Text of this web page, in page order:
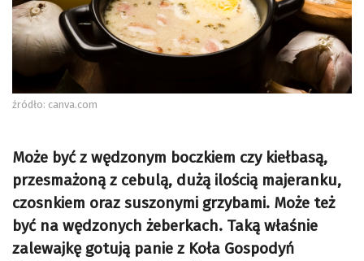
źródło: canva.com
Może być z wędzonym boczkiem czy kiełbasą,
przesmażoną z cebulą, dużą ilością majeranku,
czosnkiem oraz suszonymi grzybami. Może też
być na wędzonych żeberkach. Taką właśnie
zalewajkę gotują panie z Koła Gospodyń